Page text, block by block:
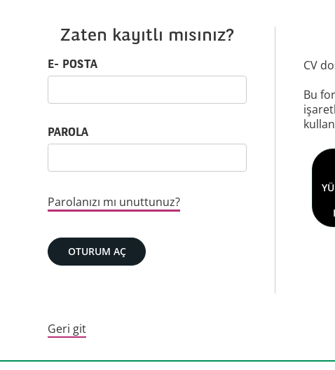
Zaten kayıtlı mısınız?
Oturum aç: kullanıcı adı ve parola
E- POSTA
PAROLA
Parolanızı mı unuttunuz?
OTURUM AÇ
CV
Bu
Geri git